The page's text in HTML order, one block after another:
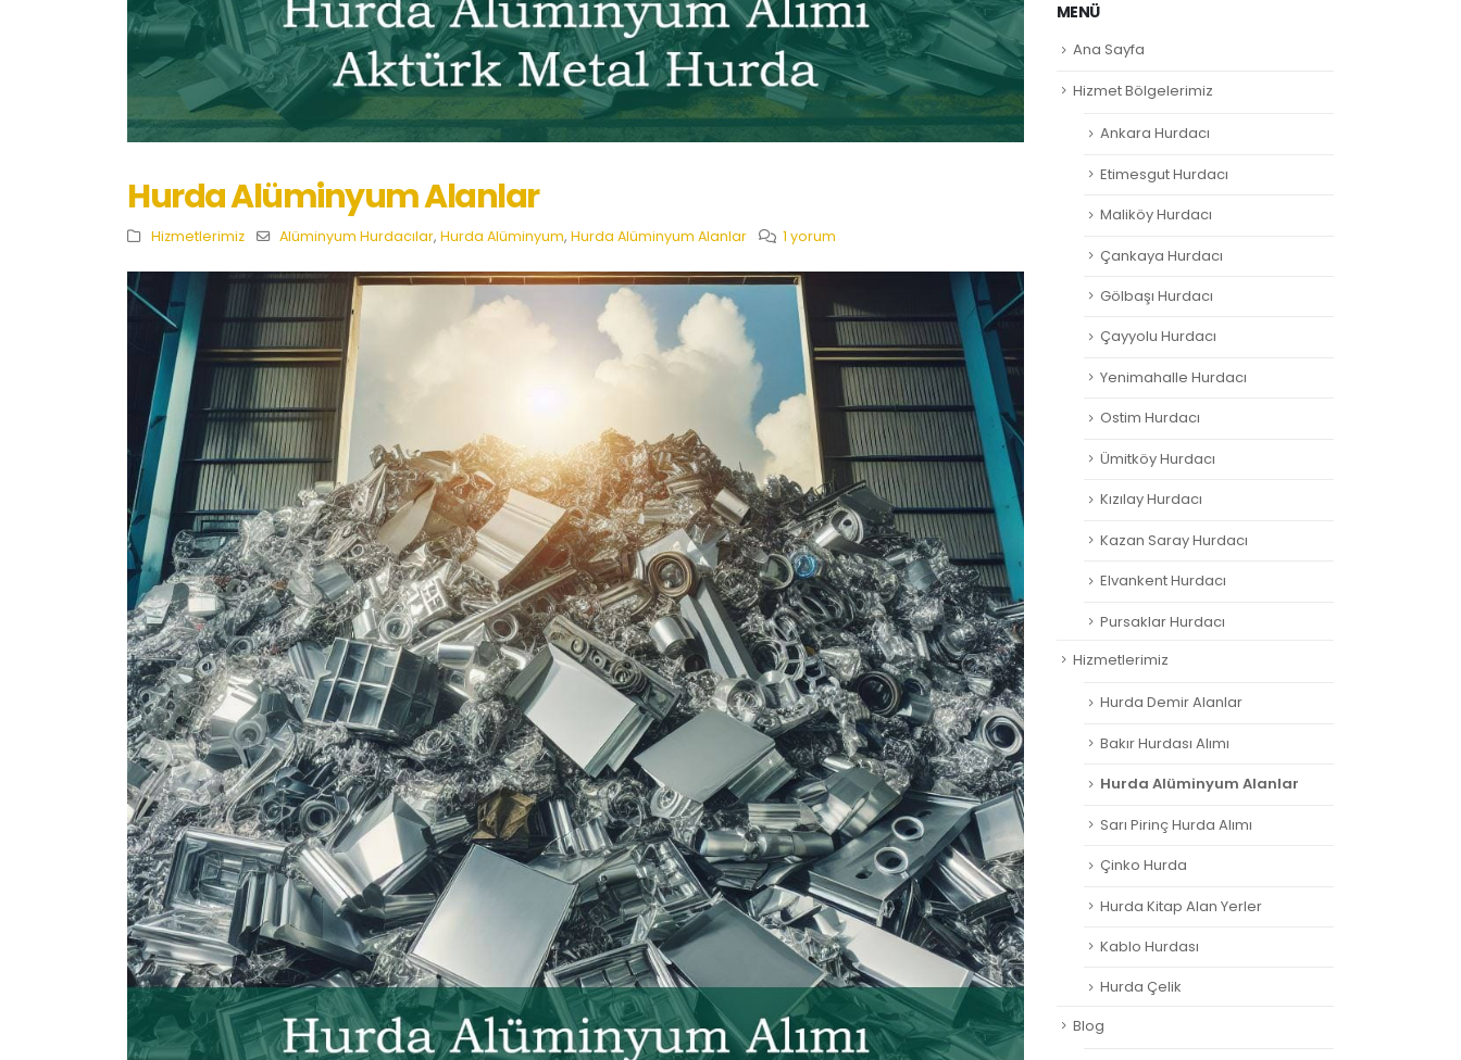
Hurda Alüminyum Alanlar
Hizmetlerimiz Alüminyum Hurdacılar,Hurda Alüminyum,Hurda Alüminyum Alanlar 1 yorum
MENÜ
Ana Sayfa
Hizmet Bölgelerimiz
Ankara Hurdacı
Etimesgut Hurdacı
Maliköy Hurdacı
Çankaya Hurdacı
Gölbaşı Hurdacı
Çayyolu Hurdacı
Yenimahalle Hurdacı
Ostim Hurdacı
Ümitköy Hurdacı
Kızılay Hurdacı
Kazan Saray Hurdacı
Elvankent Hurdacı
Pursaklar Hurdacı
Hizmetlerimiz
Hurda Demir Alanlar
Bakır Hurdası Alımı
Hurda Alüminyum Alanlar
Sarı Pirinç Hurda Alımı
Çinko Hurda
Hurda Kitap Alan Yerler
Kablo Hurdası
Hurda Çelik
Blog